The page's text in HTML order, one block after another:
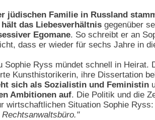
jüdischen Familie in Russland
hält das Liebesverhältnis gegenüber
Egomane. So schreibt er an
dass er wieder für sechs Jahre in
Sophie Ryss mündet schnell in Heirat.
Kunsthistorikerin, ihre Dissertation
sich als Sozialistin und Feministin
Ambitionen auf. Die Politik und die
wirtschaftlichen Situation Sophie Ryss: